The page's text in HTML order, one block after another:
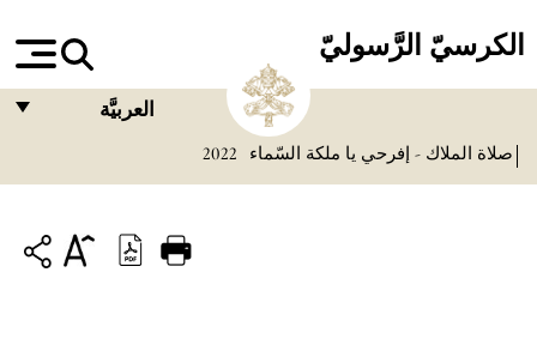
الكرسيّ الرَّسوليّ
العربيَّة
ITALIANO
صلاة الملاك - إفرحي يا ملكة السّماء 2022